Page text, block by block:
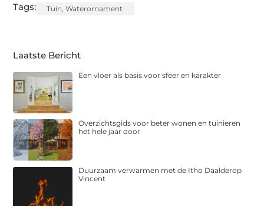
Tags: Tuin,Waterornament
Laatste Bericht
Een vloer als basis voor sfeer en karakter
Overzichtsgids voor beter wonen en tuinieren
het hele jaar door
Duurzaam verwarmen met de Itho Daalderop
Vincent